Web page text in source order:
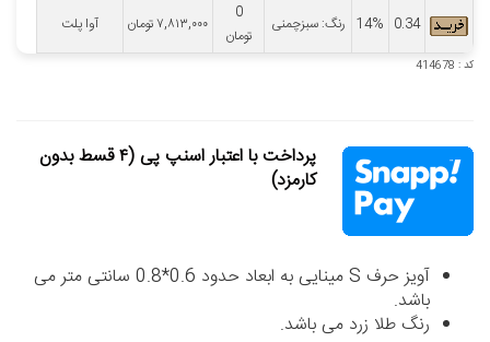
0.34
14% رنگ: سبزچمنی
0
تومان
۷,۸۱۳,۰۰۰تومان آوا پلت
کد : 414678
پرداخت با اعتبار اسنپ پی (۴ قسط بدون
کارمزد)
آویز حرف S مینایی به ابعاد حدود 0.6*0.8 سانتی متر می
باشد.
رنگ طلا زرد می باشد.